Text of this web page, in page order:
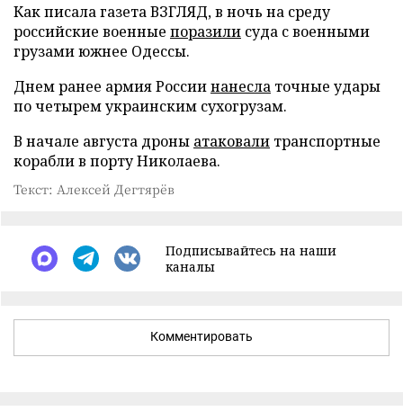
Как писала газета ВЗГЛЯД, в ночь на среду
российские военные поразили суда с военными
грузами южнее Одессы.
Днем ранее армия Россиинанесла точные удары
по четырем украинским сухогрузам.
В начале августа дроны атаковали транспортные
корабли в порту Николаева.
Текст: Алексей Дегтярёв
Подписывайтесь на наши
каналы
Комментировать